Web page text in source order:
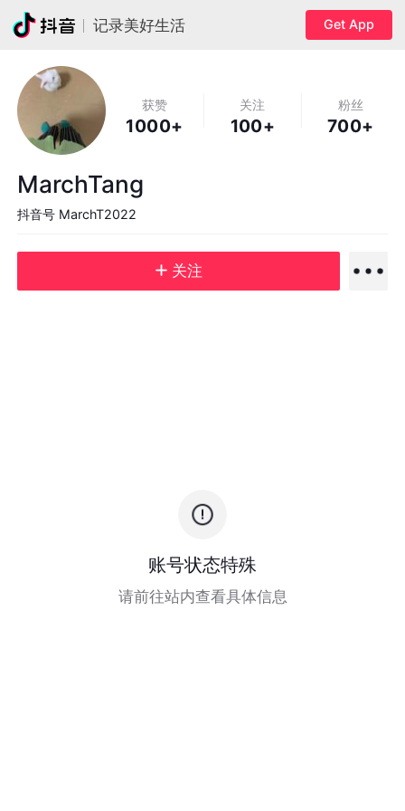
记录美好生活 Get App
获赞
1000+
关注
100+
粉丝
700+
MarchTang
抖音号 MarchT2022
关注
账号状态特殊
请前往站内查看具体信息